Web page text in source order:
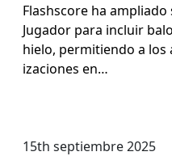
Flash­score ha
Jugador para incluir
hielo, per­mi­tien­do a
iza­ciones en…
15th septiembre 2025